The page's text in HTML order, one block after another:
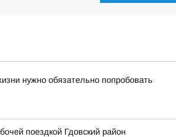
нужно обязательно попробовать
поездкой Гдовский район